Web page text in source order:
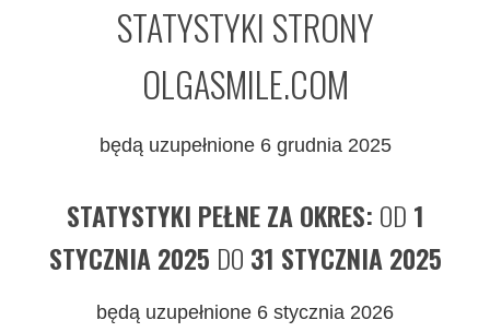
STATYSTYKI STRONY
OLGASMILE.COM
będą uzupełnione 6 grudnia 2025
STATYSTYKI PEŁNE ZA OKRES: OD 1
STYCZNIA 2025 DO 31 STYCZNIA 2025
będą uzupełnione 6 stycznia 2026